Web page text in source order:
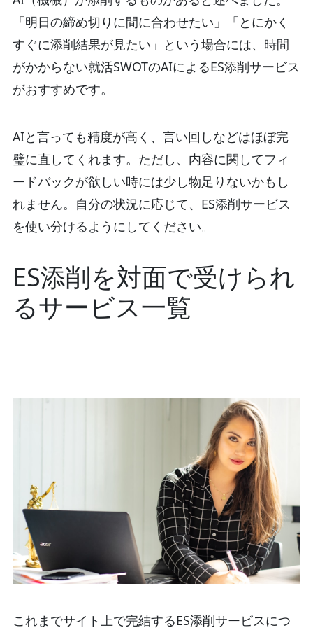
「明日の締め切りに間に合わせたい」「とにかく
すぐに添削結果が見たい」という場合には、時間
がかからない就活SWOTのAIによるES添削サービス
がおすすめです。
AIと言っても精度が高く、言い回しなどはほぼ完
璧に直してくれます。ただし、内容に関してフィ
ードバックが欲しい時には少し物足りないかもし
れません。自分の状況に応じて、ES添削サービス
を使い分けるようにしてください。
ES添削を対面で受けられ
るサービス一覧
これまでサイト上で完結するES添削サービスにつ